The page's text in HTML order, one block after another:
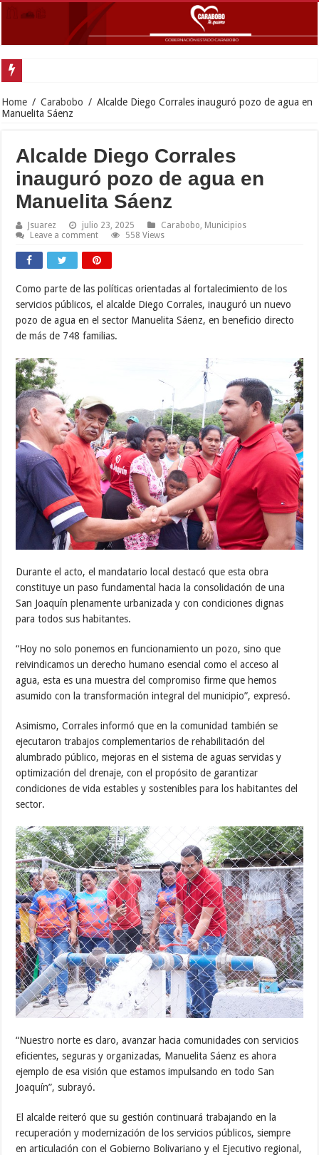
Home / Carabobo / Alcalde Diego Corrales inauguró pozo de agua en
Manuelita Sáenz
Alcalde Diego Corrales
inauguró pozo de agua en
Manuelita Sáenz
Jsuarez julio 23, 2025 Carabobo Municipios
Leave a comment
558 Views
Como parte de las políticas orientadas al fortalecimiento de los
servicios públicos, el alcalde Diego Corrales, inauguró un nuevo
pozo de agua en el sector Manuelita Sáenz, en beneficio directo
de más de 748 familias.
Durante el acto, el mandatario local destacó que esta obra
constituye un paso fundamental hacia la consolidación de una
San Joaquín plenamente urbanizada y con condiciones dignas
para todos sus habitantes.
“Hoy no solo ponemos en funcionamiento un pozo, sino que
reivindicamos un derecho humano esencial como el acceso al
agua, esta es una muestra del compromiso firme que hemos
asumido con la transformación integral del municipio”, expresó.
Asimismo, Corrales informó que en la comunidad también se
ejecutaron trabajos complementarios de rehabilitación del
alumbrado público, mejoras en el sistema de aguas servidas y
optimización del drenaje, con el propósito de garantizar
condiciones de vida estables y sostenibles para los habitantes del
sector.
“Nuestro norte es claro, avanzar hacia comunidades con servicios
eficientes, seguras y organizadas, Manuelita Sáenz es ahora
ejemplo de esa visión que estamos impulsando en todo San
Joaquín”, subrayó.
El alcalde reiteró que su gestión continuará trabajando en la
recuperación y modernización de los servicios públicos, siempre
en articulación con el Gobierno Bolivariano y el Ejecutivo regional,